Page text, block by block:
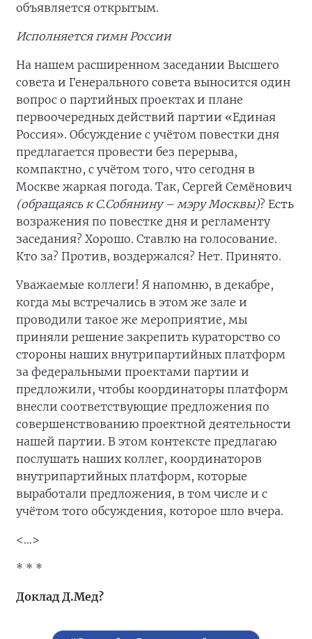
объявляется открытым.
Исполняется гимн России
На нашем расширенном заседании Высшего
совета и Генерального совета выносится один
вопрос о партийных проектах и плане
первоочередных действий партии «Единая
Россия». Обсуждение с учётом повестки дня
предлагается провести без перерыва,
компактно, с учётом того, что сегодня в
Москве жаркая погода. Так, Сергей Семёнович
(обращаясь к С.Собянину – мэру Москвы)? Есть
возражения по повестке дня и регламенту
заседания? Хорошо. Ставлю на голосование.
Кто за? Против, воздержался? Нет. Принято.
Уважаемые коллеги! Я напомню, в декабре,
когда мы встречались в этом же зале и
проводили такое же мероприятие, мы
приняли решение закрепить кураторство со
стороны наших внутрипартийных платформ
за федеральными проектами партии и
предложили, чтобы координаторы платформ
внесли соответствующие предложения по
совершенствованию проектной деятельности
нашей партии. В этом контексте предлагаю
послушать наших коллег, координаторов
внутрипартийных платформ, которые
выработали предложения, в том числе и с
учётом того обсуждения, которое шло вчера.
<…>
* * *
Доклад Д.Мед?